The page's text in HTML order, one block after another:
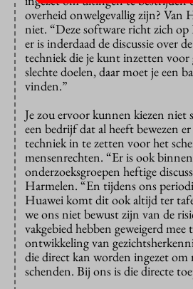
overheid onwelgevallig zijn? Van
niet. “Deze software richt zich op
er is inderdaad de discussie over de
techniek die je kunt inzetten voor
slechte doelen, daar moet je een
vinden.”
Je zou ervoor kunnen kiezen niet
een bedrijf dat al heeft bewezen
techniek in te zetten voor het
mensenrechten. “Er is ook
onderzoeksgroepen heftige
Harmelen. “En tijdens ons
Huawei komt dit ook altijd ter
we ons niet bewust zijn van de
vakgebied hebben geweigerd mee
ontwikkeling van
die direct kan worden ingezet om
schenden. Bij ons is die directe